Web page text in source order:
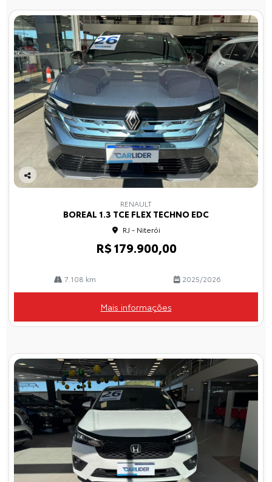
Co
RENAULT
BOREAL 1.3 TCE FLEX TECHNO EDC
RJ - Niterói
R$ 179.900,00
7.108 km 2025/2026
Mais informações